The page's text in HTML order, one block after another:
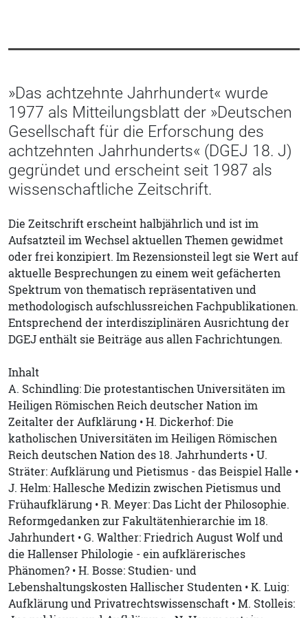
»Das achtzehnte Jahrhundert« wurde
1977 als Mitteilungsblatt der »Deutschen
Gesellschaft für die Erforschung des
achtzehnten Jahrhunderts« (DGEJ 18. J)
gegründet und erscheint seit 1987 als
wissenschaftliche Zeitschrift.
Die Zeitschrift erscheint halbjährlich und ist im
Aufsatzteil im Wechsel aktuellen Themen gewidmet
oder frei konzipiert. Im Rezensionsteil legt sie Wert auf
aktuelle Besprechungen zu einem weit gefächerten
Spektrum von thematisch repräsentativen und
methodologisch aufschlussreichen Fachpublikationen.
Entsprechend der interdisziplinären Ausrichtung der
DGEJ enthält sie Beiträge aus allen Fachrichtungen.
Inhalt
A. Schindling: Die protestantischen Universitäten im
Heiligen Römischen Reich deutscher Nation im
Zeitalter der Aufklärung • H. Dickerhof: Die
katholischen Universitäten im Heiligen Römischen
Reich deutschen Nation des 18. Jahrhunderts • U.
Sträter: Aufklärung und Pietismus - das Beispiel Halle •
J. Helm: Hallesche Medizin zwischen Pietismus und
Frühaufklärung • R. Meyer: Das Licht der Philosophie.
Reformgedanken zur Fakultätenhierarchie im 18.
Jahrhundert • G. Walther: Friedrich August Wolf und
die Hallenser Philologie - ein aufklärerisches
Phänomen? • H. Bosse: Studien- und
Lebenshaltungskosten Hallischer Studenten • K. Luig:
Aufklärung und Privatrechtswissenschaft • M. Stolleis: